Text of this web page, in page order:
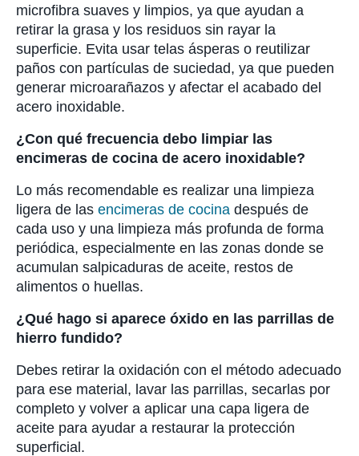
microfibra suaves y limpios, ya que ayudan a
retirar la grasa y los residuos sin rayar la
superficie. Evita usar telas ásperas o reutilizar
paños con partículas de suciedad, ya que pueden
generar microarañazos y afectar el acabado del
acero inoxidable.
¿Con qué frecuencia debo limpiar las
encimeras de cocina de acero inoxidable?
Lo más recomendable es realizar una limpieza
ligera de las encimeras de cocina después de
cada uso y una limpieza más profunda de forma
periódica, especialmente en las zonas donde se
acumulan salpicaduras de aceite, restos de
alimentos o huellas.
¿Qué hago si aparece óxido en las parrillas de
hierro fundido?
Debes retirar la oxidación con el método adecuado
para ese material, lavar las parrillas, secarlas por
completo y volver a aplicar una capa ligera de
aceite para ayudar a restaurar la protección
superficial.